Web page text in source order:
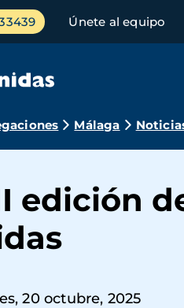
Únete al equipo
Málaga
edición
20 octubre, 2025